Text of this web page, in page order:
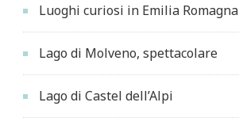
Luoghi curiosi in Emilia Romagna
Lago di Molveno, spettacolare
Lago di Castel dell’Alpi